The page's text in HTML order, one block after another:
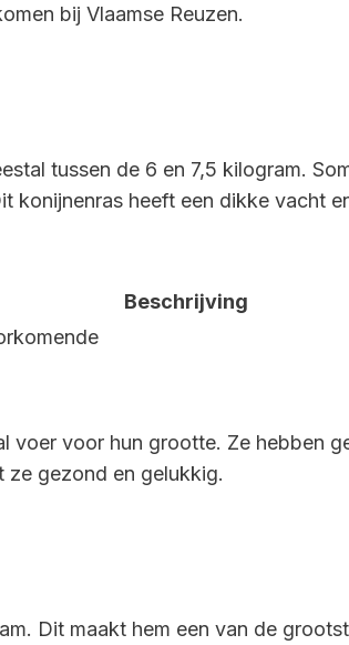
bij Vlaamse Reuzen.
tussen de 6 en 7,5 kilogram.
konijnenras heeft een dikke vacht
Beschrijving
voer voor hun grootte. Ze hebben
gezond en gelukkig.
Dit maakt hem een van de